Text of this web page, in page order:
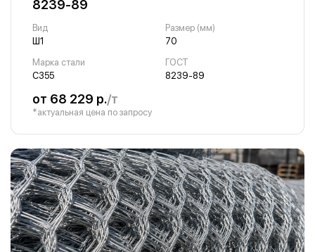
8239-89
Вид
Ш1
Размер (мм)
70
Марка стали
С355
ГОСТ
8239-89
от 68 229 р./т
*актуальная цена по запросу